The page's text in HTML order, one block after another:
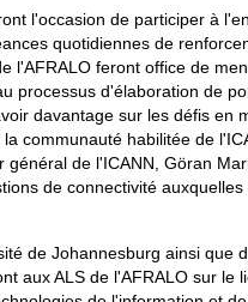
l'occasion de participer à
quotidiennes de
l'AFRALO feront office de
processus d'élaboration de
davantage sur les défis en
communauté habilitée de
de l'ICANN, Göran
de connectivité
de Johannesburg ainsi que
aux ALS de l'AFRALO sur le